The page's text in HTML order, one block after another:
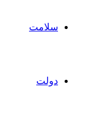
سلامت
دولت